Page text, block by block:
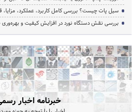
سیل پات چیست؟ بررسی کامل کاربرد، عملکرد،
بررسی نقش دستگاه نورد در افزایش کیفیت و بهره‌وری
خبرنامه اخبار